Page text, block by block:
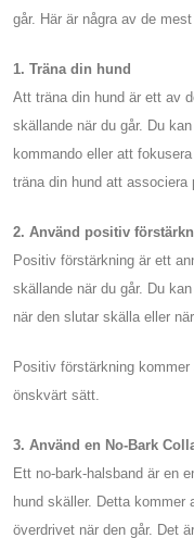
går. Här är några av de
1. Träna din hund
Att träna din hund är ett av
skällande när du går. Du
kommando eller att
träna din hund att associera
2. Använd positiv
Positiv förstärkning är ett
skällande när du går. Du
när den slutar skälla eller
Positiv förstärkning
önskvärt sätt.
3. Använd en No-Bark
Ett no-bark-halsband är en
hund skäller. Detta
överdrivet när den går. Det